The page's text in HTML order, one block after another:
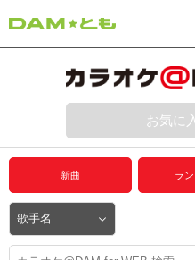
動画からさがす
ロ
プレミアムサービス
DAM★とも動画
DAM★とも録音
お気に
新曲 ラ